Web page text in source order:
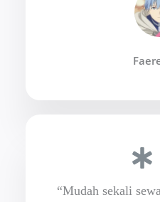
“Mudah sekali